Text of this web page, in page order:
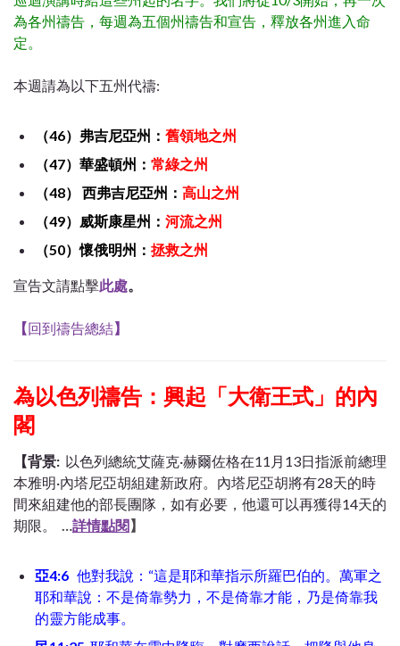
為各州禱告，每週為五個州禱告和宣告，釋放各州進入命
定。
本週請為以下五州代禱:
（46）弗吉尼亞州： 舊領地之州
（47）華盛頓州： 常綠之州
（48） 西弗吉尼亞州： 高山之州
（49）威斯康星州： 河流之州
（50）懷俄明州： 拯救之州
宣告文請點擊此處。
【回到禱告總結】
為以色列禱告：興起「大衛王式」的內
閣
【背景: 以色列總統艾薩克·赫爾佐格在11月13日指派前總理
本雅明·內塔尼亞胡組建新政府。內塔尼亞胡將有28天的時
間來組建他的部長團隊，如有必要，他還可以再獲得14天的
期限。
詳情點閱】
亞4:6 他對我說：“這是耶和華指示所羅巴伯的。萬軍之
耶和華說：不是倚靠勢力，不是倚靠才能，乃是倚靠我
的靈方能成事。